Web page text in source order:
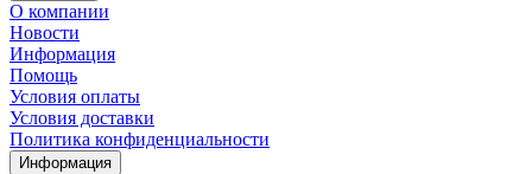
О компании
Новости
Информация
Помощь
Условия оплаты
Условия доставки
Политика конфиденциальности
Информация